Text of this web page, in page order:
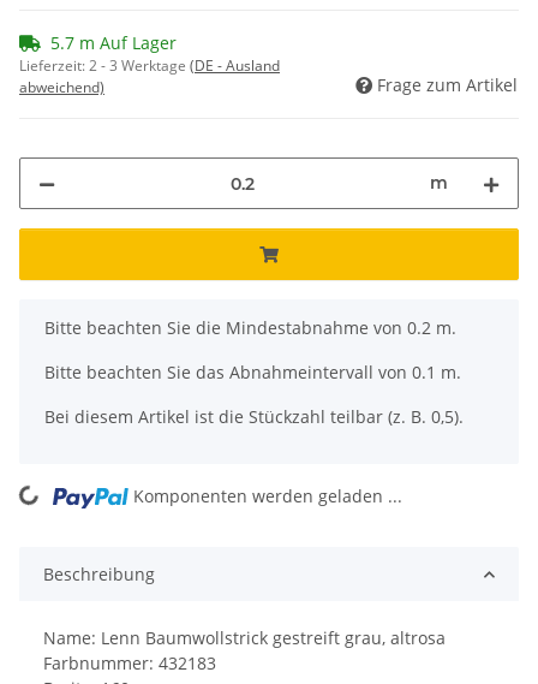
5.7 m Auf Lager
Lieferzeit:2 - 3 Werktage (DE - Ausland
abweichend)
Frage zum Artikel
m
x
Bitte beachten Sie die Mindestabnahme von 0.2 m.
Bitte beachten Sie das Abnahmeintervall von 0.1 m.
Bei diesem Artikel ist die Stückzahl teilbar (z. B. 0,5).
Komponenten werden geladen ...
Beschreibung
Name: Lenn Baumwollstrick gestreift grau, altrosa
Farbnummer: 432183